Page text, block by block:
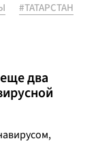
#ТАТАРСТАН
два